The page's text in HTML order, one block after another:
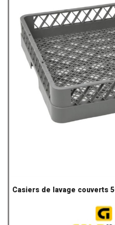
Casiers de lavage couverts